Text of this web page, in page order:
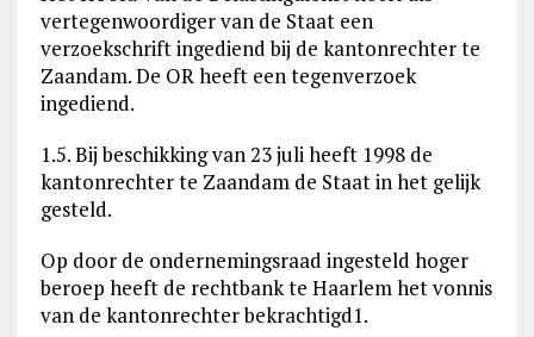
vertegenwoordiger van de Staat een
verzoekschrift ingediend bij de kantonrechter te
Zaandam. De OR heeft een tegenverzoek
ingediend.
1.5. Bij beschikking van 23 juli heeft 1998 de
kantonrechter te Zaandam de Staat in het gelijk
gesteld.
Op door de ondernemingsraad ingesteld hoger
beroep heeft de rechtbank te Haarlem het vonnis
van de kantonrechter bekrachtigd1.